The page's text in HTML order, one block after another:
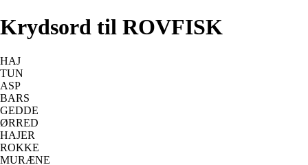
Krydsord til ROVFISK
HAJ
TUN
ASP
BARS
GEDDE
ØRRED
HAJER
ROKKE
MURÆNE